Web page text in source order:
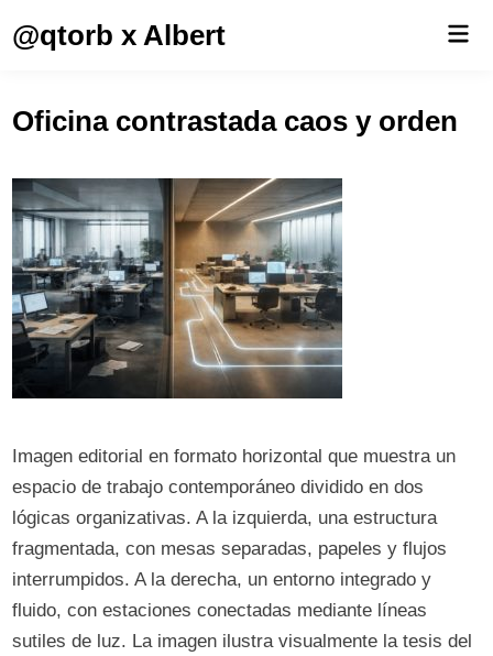
@qtorb x Albert
Oficina contrastada caos y orden
Imagen editorial en formato horizontal que muestra un
espacio de trabajo contemporáneo dividido en dos
lógicas organizativas. A la izquierda, una estructura
fragmentada, con mesas separadas, papeles y flujos
interrumpidos. A la derecha, un entorno integrado y
fluido, con estaciones conectadas mediante líneas
sutiles de luz. La imagen ilustra visualmente la tesis del